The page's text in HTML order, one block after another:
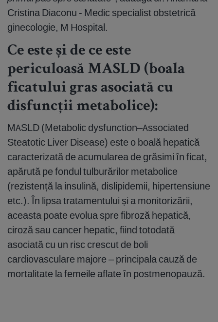
Cristina Diaconu - Medic specialist obstetrică
ginecologie, M Hospital.
Ce este și de ce este
periculoasă MASLD (boala
ficatului gras asociată cu
disfuncții metabolice):
MASLD (Metabolic dysfunction–Associated
Steatotic Liver Disease) este o boală hepatică
caracterizată de acumularea de grăsimi în ficat,
apărută pe fondul tulburărilor metabolice
(rezistență la insulină, dislipidemii, hipertensiune
etc.). În lipsa tratamentului și a monitorizării,
aceasta poate evolua spre fibroză hepatică,
ciroză sau cancer hepatic, fiind totodată
asociată cu un risc crescut de boli
cardiovasculare majore – principala cauză de
mortalitate la femeile aflate în postmenopauză.